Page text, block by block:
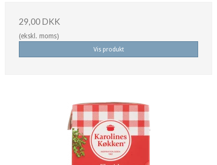
29,00 DKK
(ekskl. moms)
Vis produkt